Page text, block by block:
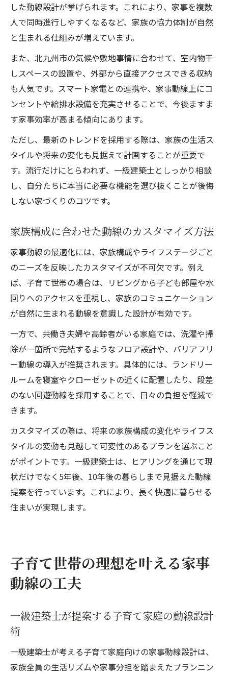
した動線設計が挙げられます。これにより、家事を複数
人で同時進行しやすくなるなど、家族の協力体制が自然
と生まれる仕組みが増えています。
また、北九州市の気候や敷地事情に合わせて、室内物干
しスペースの設置や、外部から直接アクセスできる収納
も人気です。スマート家電との連携や、家事動線上にコ
ンセントや給排水設備を充実させることで、今後ますま
す家事効率が高まる傾向にあります。
ただし、最新のトレンドを採用する際は、家族の生活ス
タイルや将来の変化も見据えて計画することが重要で
す。流行だけにとらわれず、一級建築士としっかり相談
し、自分たちに本当に必要な機能を選び抜くことが後悔
しない家づくりのコツです。
家族構成に合わせた動線のカスタマイズ方法
家事動線の最適化には、家族構成やライフステージごと
のニーズを反映したカスタマイズが不可欠です。例え
ば、子育て世帯の場合は、リビングから子ども部屋や水
回りへのアクセスを重視し、家族のコミュニケーション
が自然に生まれる動線を意識した設計が有効です。
一方で、共働き夫婦や高齢者がいる家庭では、洗濯や掃
除が一箇所で完結するようなフロア設計や、バリアフリ
ー動線の導入が推奨されます。具体的には、ランドリー
ルームを寝室やクローゼットの近くに配置したり、段差
のない回遊動線を採用することで、日々の負担を軽減で
きます。
カスタマイズの際は、将来の家族構成の変化やライフス
タイルの変動も見越して可変性のあるプランを選ぶこと
がポイントです。一級建築士は、ヒアリングを通じて現
状だけでなく5年後、10年後の暮らしまで見据えた動線
提案を行っています。これにより、長く快適に暮らせる
住まいが実現します。
子育て世帯の理想を叶える家事
動線の工夫
一級建築士が提案する子育て家庭の動線設計
術
一級建築士が考える子育て家庭向けの家事動線設計は、
家族全員の生活リズムや家事分担を踏まえたプランニン